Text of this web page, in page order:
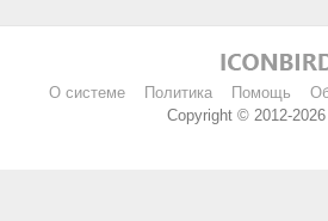
О системе Политика Помощь
Copyright © 2012-